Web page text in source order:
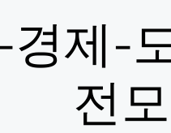
제-
전